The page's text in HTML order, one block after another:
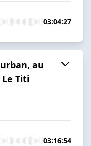
03:04:27
au
Le Titi
03:16:54